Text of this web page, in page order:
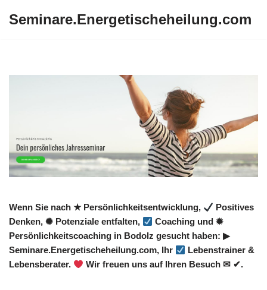
Seminare.Energetischeheilung.com
Wenn Sie nach ★ Persönlichkeitsentwicklung,
Positives
Denken, ✺ Potenziale entfalten,
Coaching und ✹
Persönlichkeitscoaching in Bodolz gesucht haben: ▶︎
Seminare.Energetischeheilung.com, Ihr
Lebenstrainer &
Lebensberater.
Wir freuen uns auf Ihren Besuch ✉ ✔.